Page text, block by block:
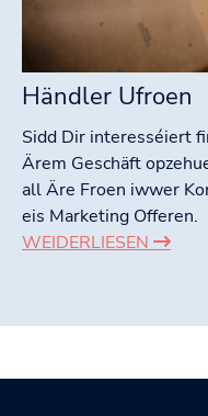
Händler Ufroen
Sidd Dir interesséiert
Ärem Geschäft
all Äre Froen iwwer
eis Marketing Offeren.
WEIDERLIESEN